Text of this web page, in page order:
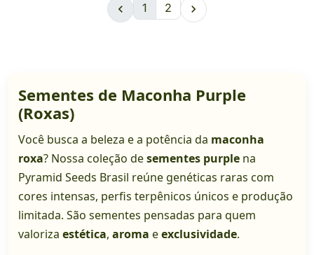
 1 2 
Sementes de Maconha Purple
(Roxas)
Você busca a beleza e a potência da maconha
roxa? Nossa coleção desementes purple na
Pyramid Seeds Brasil reúne genéticas raras com
cores intensas, perfis terpênicos únicos e produção
limitada. São sementes pensadas para quem
valoriza estética, aroma eexclusividade.